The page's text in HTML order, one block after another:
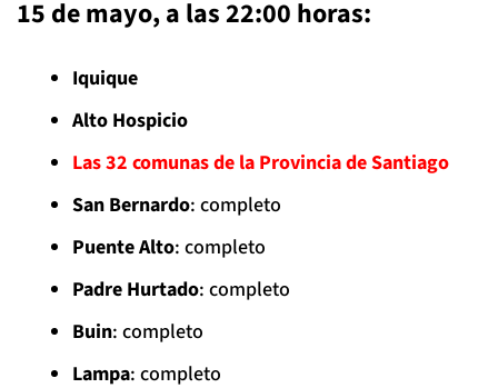
15 de mayo, a las 22:00 horas:
Iquique
Alto Hospicio
Las 32 comunas de la Provincia de Santiago
San Bernardo: completo
Puente Alto: completo
Padre Hurtado: completo
Buin: completo
Lampa: completo